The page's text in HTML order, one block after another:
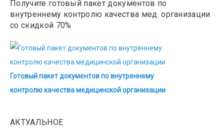
Получите готовый пакет документов по
внутреннему контролю качества мед. организации
со скидкой 70%
Готовый пакет документов по внутреннему
контролю качества медицинской организации
АКТУАЛЬНОЕ